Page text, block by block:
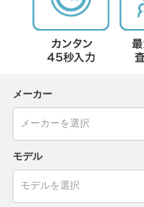
メーカー
モデル